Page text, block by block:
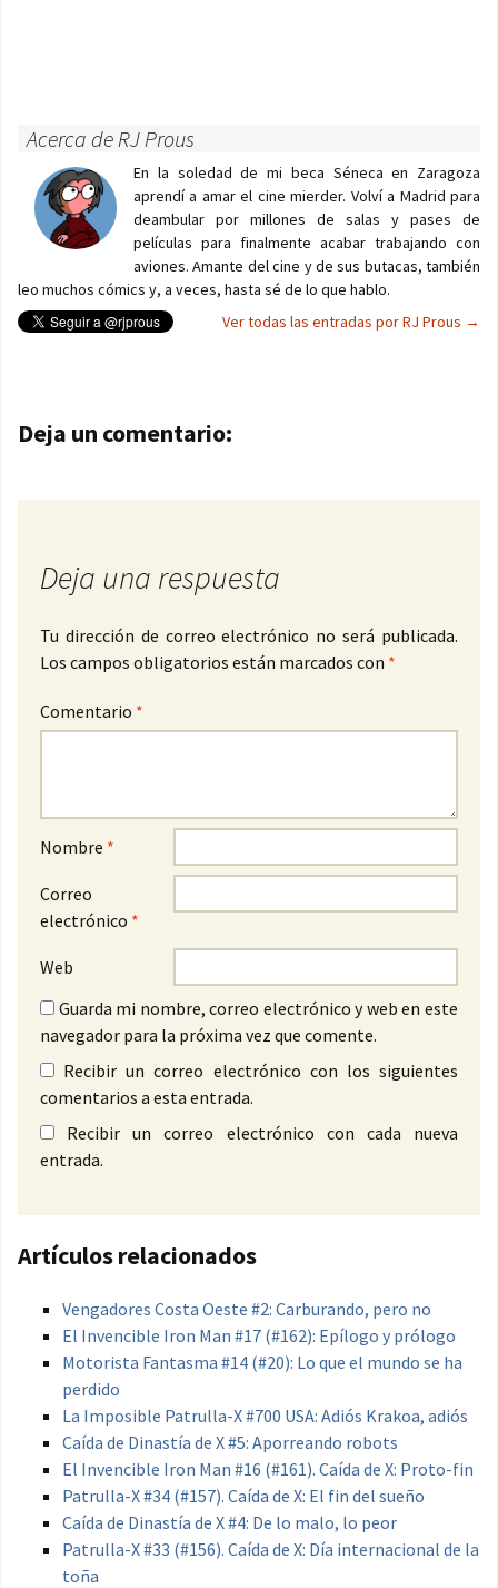
Acerca de RJ Prous
En la soledad de mi beca Séneca en Zaragoza
aprendí a amar el cine mierder. Volví a Madrid para
deambular por millones de salas y pases de
películas para finalmente acabar trabajando con
aviones. Amante del cine y de sus butacas, también
leo muchos cómics y, a veces, hasta sé de lo que hablo.
Ver todas las entradas por RJ Prous →
Navegación de entradas
Deja un comentario:
Deja una respuesta
Tu dirección de correo electrónico no será publicada.
Los campos obligatorios están marcados con *
Comentario *
Nombre *
Correo
electrónico *
Web
Guarda mi nombre, correo electrónico y web en este
navegador para la próxima vez que comente.
Recibir un correo electrónico con los siguientes
comentarios a esta entrada.
Recibir un correo electrónico con cada nueva
entrada.
Artículos relacionados
Vengadores Costa Oeste #2: Carburando, pero no
El Invencible Iron Man #17 (#162): Epílogo y prólogo
Motorista Fantasma #14 (#20): Lo que el mundo se ha
perdido
La Imposible Patrulla-X #700 USA: Adiós Krakoa, adiós
Caída de Dinastía de X #5: Aporreando robots
El Invencible Iron Man #16 (#161). Caída de X: Proto-fin
Patrulla-X #34 (#157). Caída de X: El fin del sueño
Caída de Dinastía de X #4: De lo malo, lo peor
Patrulla-X #33 (#156). Caída de X: Día internacional de la
toña